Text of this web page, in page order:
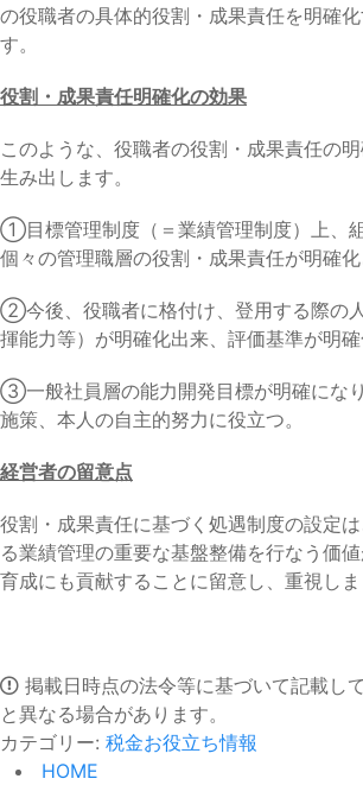
の役職者の具体的役割・成果責任を明確
す。
役割・成果責任明確化の効果
このような、役職者の役割・成果責任の
生み出します。
①目標管理制度（＝業績管理制度）上、
個々の管理職層の役割・成果責任が明確化
②今後、役職者に格付け、登用する際の
揮能力等）が明確化出来、評価基準が明確
③一般社員層の能力開発目標が明確にな
施策、本人の自主的努力に役立つ。
経営者の留意点
役割・成果責任に基づく処遇制度の設定
る業績管理の重要な基盤整備を行なう価
育成にも貢献することに留意し、重視しま
掲載日時点の法令等に基づいて記載し
と異なる場合があります。
カテゴリー: 税金お役立ち情報
HOME